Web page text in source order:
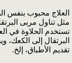
العلاج محبوب بنفس
مثل تناول مربى
تستخدم الحلاوة في
البرتقال إلى
تقديم الأطباق، إلخ.